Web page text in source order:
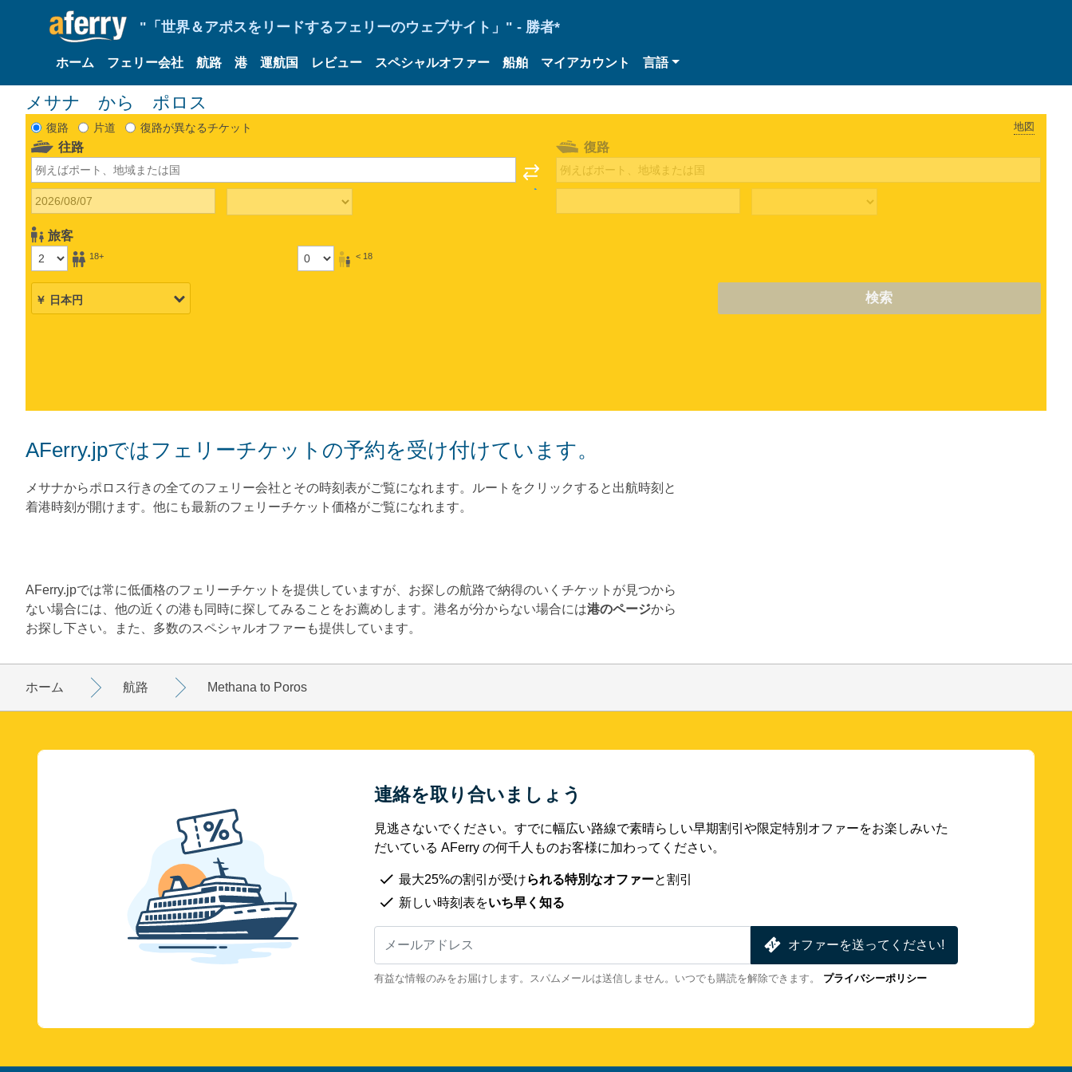
"「世界＆アポスをリードするフェリーのウェブサイト」" - 勝者*
ホーム フェリー会社 航路 港 運航国 レビュー スペシャルオファー 船舶 マイアカウント 言語
メサナ から ポロス
復路 片道 復路が異なるチケット 地図
往路
旅客
18+ < 18
復路
検索
AFerry.jpではフェリーチケットの予約を受け付けています。
メサナからポロス行きの全てのフェリー会社とその時刻表がご覧になれます。ルートをクリックすると出航時刻と
着港時刻が開けます。他にも最新のフェリーチケット価格がご覧になれます。
AFerry.jpでは常に低価格のフェリーチケットを提供していますが、お探しの航路で納得のいくチケットが見つから
ない場合には、他の近くの港も同時に探してみることをお薦めします。港名が分からない場合には港のページから
お探し下さい。また、多数のスペシャルオファーも提供しています。
ホーム 航路 Methana to Poros
連絡を取り合いましょう
見逃さないでください。すでに幅広い路線で素晴らしい早期割引や限定特別オファーをお楽しみいた
だいている AFerry の何千人ものお客様に加わってください。
最大25%の割引が受けられる特別なオファーと割引
新しい時刻表をいち早く知る
オファーを送ってください!
有益な情報のみをお届けします。スパムメールは送信しません。いつでも購読を解除できます。 プライバシーポリシー